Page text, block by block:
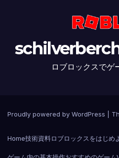
ロブロックスでゲ
Proudly powered by WordPress
Home技術資料ロブロックスをはじめ